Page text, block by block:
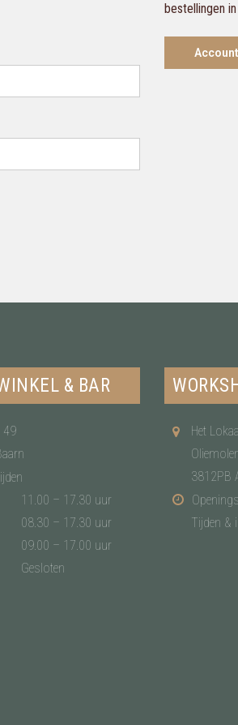
bestellingen
& BAR
49
11.00 – 17.30 uur
08.30 – 17.30 uur
09.00 – 17.00 uur
Gesloten
Het
3812PB
Tijden &